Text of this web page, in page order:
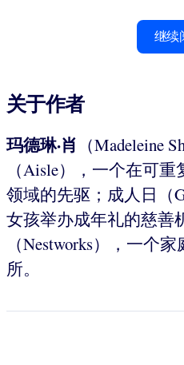
继续
关于作者
玛德琳·肖 （Madeleine
（Aisle），一个在可
领域的先驱；成人日（
女孩举办成年礼的慈善
（Nestworks），一个
所。